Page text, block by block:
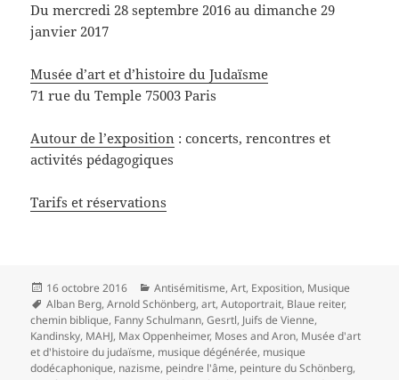
Du mercredi 28 septembre 2016 au dimanche 29
janvier 2017
Musée d’art et d’histoire du Judaïsme
71 rue du Temple 75003 Paris
Autour de l’exposition : concerts, rencontres et
activités pédagogiques
Tarifs et réservations
Publié
le
16 octobre 2016 Catégories
Antisémitisme,Art, Exposition, Musique
Mots-
clés
Alban Berg,Arnold Schönberg,art,Autoportrait, Blaue reiter,
chemin biblique, Fanny Schulmann,Gesrtl, Juifs de Vienne,
Kandinsky, MAHJ, Max Oppenheimer, Moses and Aron, Musée d'art
et d'histoire du judaïsme, musique dégénérée, musique
dodécaphonique, nazisme, peindre l'âme, peinture du Schönberg,